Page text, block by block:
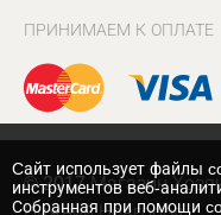
ПРИНИМАЕМ К ОПЛАТЕ
© 2017 Магазин
Cайт использует файлы
инструментов веб-
Собранная при помощи